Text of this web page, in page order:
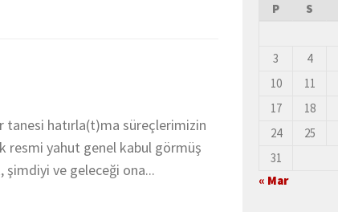
hatırla(t)ma süreçlerimizin
resmi yahut genel kabul görmüş
şimdiyi ve geleceği ona...
P
S
3
4
10
11
17
18
24
25
31
« Mar